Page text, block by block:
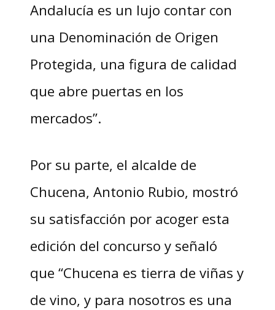
Andalucía es un lujo contar con
una Denominación de Origen
Protegida, una figura de calidad
que abre puertas en los
mercados”.
Por su parte, el alcalde de
Chucena, Antonio Rubio, mostró
su satisfacción por acoger esta
edición del concurso y señaló
que “Chucena es tierra de viñas y
de vino, y para nosotros es una